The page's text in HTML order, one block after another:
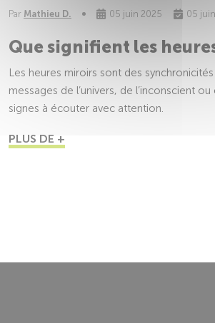
Par Mathieu D. 05 juin 2025 05
Que signifient les
Les heures miroirs sont des
messages de l’univers, de l’inconscient
signes à écouter avec attention.
PLUS DE +